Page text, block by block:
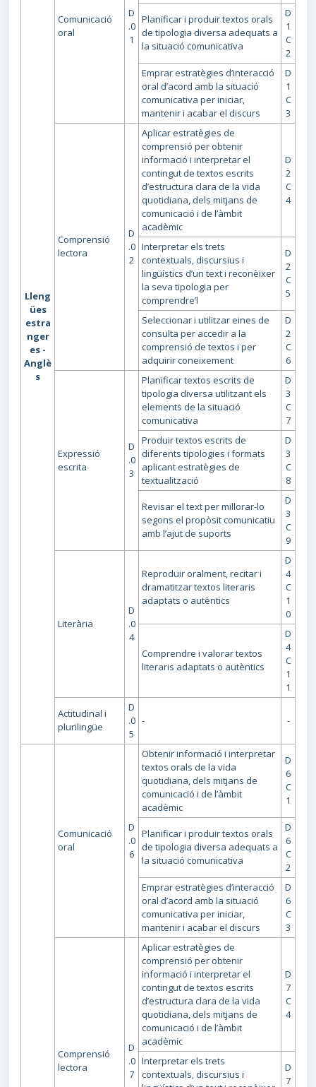
Lleng
ües
estra
nger
es -
Anglè
s
Comunicació
oral
D
.0
1
Planificar i produir textos orals
de tipologia diversa adequats a
la situació comunicativa
D
1
C
2
Emprar estratègies d’interacció
oral d’acord amb la situació
comunicativa per iniciar,
mantenir i acabar el discurs
D
1
C
3
Comprensió
lectora
D
.0
2
Aplicar estratègies de
comprensió per obtenir
informació i interpretar el
contingut de textos escrits
d’estructura clara de la vida
quotidiana, dels mitjans de
comunicació i de l’àmbit
acadèmic
D
2
C
4
Interpretar els trets
contextuals, discursius i
lingüístics d’un text i reconèixer
la seva tipologia per
comprendre’l
D
2
C
5
Seleccionar i utilitzar eines de
consulta per accedir a la
comprensió de textos i per
adquirir coneixement
D
2
C
6
Expressió
escrita
D
.0
3
Planificar textos escrits de
tipologia diversa utilitzant els
elements de la situació
comunicativa
D
3
C
7
Produir textos escrits de
diferents tipologies i formats
aplicant estratègies de
textualització
D
3
C
8
Revisar el text per millorar-lo
segons el propòsit comunicatiu
amb l’ajut de suports
D
3
C
9
Literària
D
.0
4
Reproduir oralment, recitar i
dramatitzar textos literaris
adaptats o autèntics
D
4
C
1
0
Comprendre i valorar textos
literaris adaptats o autèntics
D
4
C
1
1
Actitudinal i
plurilingüe
D
.0
5
- -
Comunicació
oral
D
.0
6
Obtenir informació i interpretar
textos orals de la vida
quotidiana, dels mitjans de
comunicació i de l’àmbit
acadèmic
D
6
C
1
Planificar i produir textos orals
de tipologia diversa adequats a
la situació comunicativa
D
6
C
2
Emprar estratègies d’interacció
oral d’acord amb la situació
comunicativa per iniciar,
mantenir i acabar el discurs
D
6
C
3
Comprensió
lectora
D
.0
7
Aplicar estratègies de
comprensió per obtenir
informació i interpretar el
contingut de textos escrits
d’estructura clara de la vida
quotidiana, dels mitjans de
comunicació i de l’àmbit
acadèmic
D
7
C
4
Interpretar els trets
contextuals, discursius i
D
7